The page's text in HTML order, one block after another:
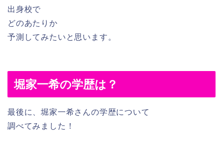
出身校で
どのあたりか
予測してみたいと思います。
堀家一希の学歴は？
最後に、堀家一希さんの学歴について
調べてみました！